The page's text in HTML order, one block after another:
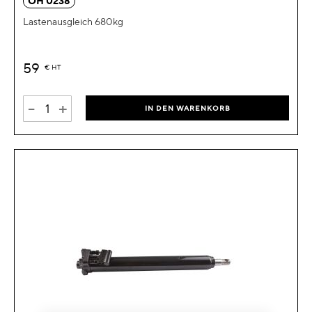
Lastenausgleich 680kg
59 € HT
- + IN DEN WARENKORB